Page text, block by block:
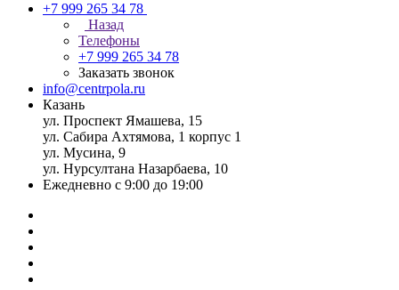
+7 999 265 34 78
Назад
Телефоны
+7 999 265 34 78
Заказать звонок
info@centrpola.ru
Казань
ул. Проспект Ямашева, 15
ул. Сабира Ахтямова, 1 корпус 1
ул. Мусина, 9
ул. Нурсултана Назарбаева, 10
Ежедневно с 9:00 до 19:00